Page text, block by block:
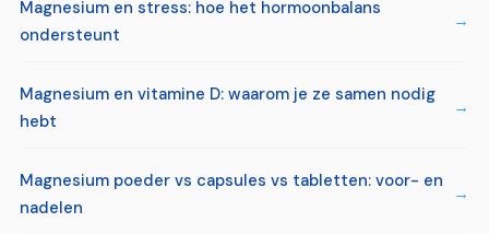
Magnesium en stress: hoe het hormoonbalans
ondersteunt
Magnesium en vitamine D: waarom je ze samen nodig
hebt
Magnesium poeder vs capsules vs tabletten: voor- en
nadelen